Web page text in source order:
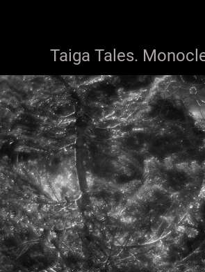
Taiga Tales.